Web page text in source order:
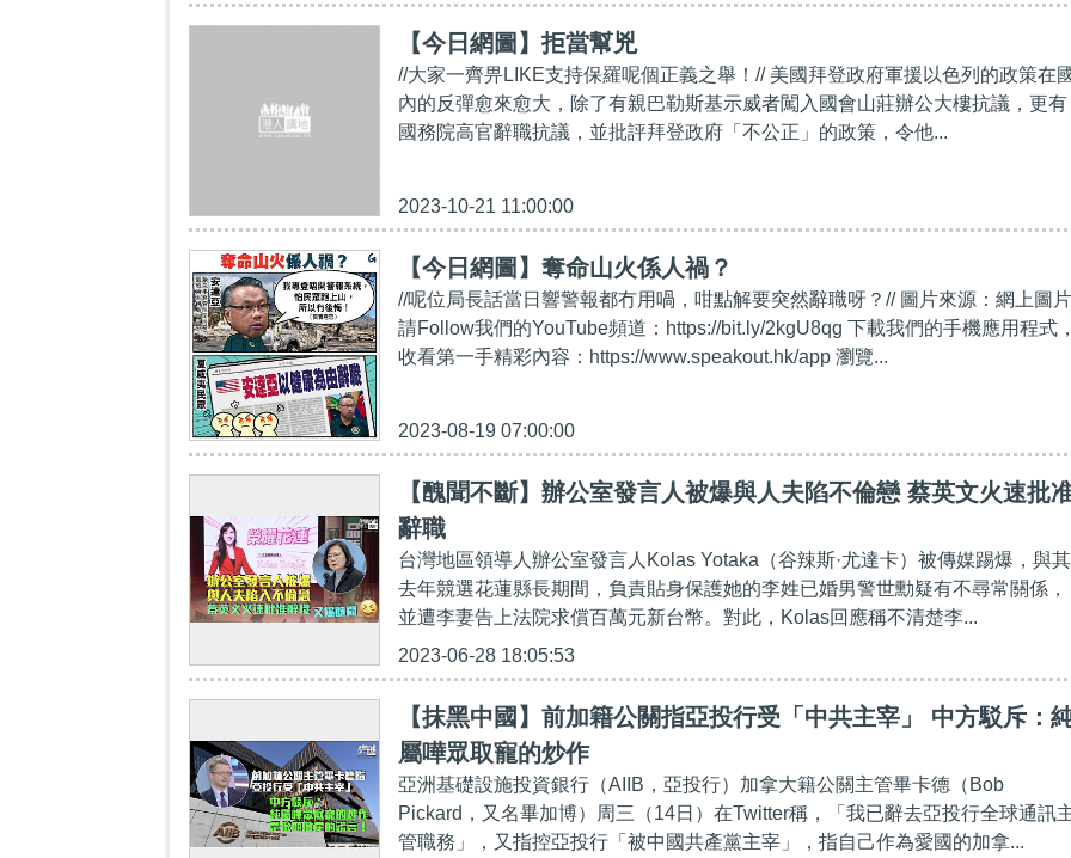
【今日網圖】拒當幫兇
//大家一齊畀LIKE支持保羅呢個正義之舉！// 美國拜登政府軍援以色列的政策在
內的反彈愈來愈大，除了有親巴勒斯基示威者闖入國會山莊辦公大樓抗議，更有
國務院高官辭職抗議，並批評拜登政府「不公正」的政策，令他...
2023-10-21 11:00:00
【今日網圖】奪命山火係人禍？
//呢位局長話當日響警報都冇用喎，咁點解要突然辭職呀？// 圖片來源：網上圖片
請Follow我們的YouTube頻道：https://bit.ly/2kgU8qg 下載我們的手機應用程式
收看第一手精彩內容：https://www.speakout.hk/app 瀏覽...
2023-08-19 07:00:00
【醜聞不斷】辦公室發言人被爆與人夫陷不倫戀 蔡英文火速批
辭職
台灣地區領導人辦公室發言人Kolas Yotaka（谷辣斯·尤達卡）被傳媒踢爆，與其
去年競選花蓮縣長期間，負責貼身保護她的李姓已婚男警世勳疑有不尋常關係，
並遭李妻告上法院求償百萬元新台幣。對此，Kolas回應稱不清楚李...
2023-06-28 18:05:53
【抹黑中國】前加籍公關指亞投行受「中共主宰」 中方駁斥：
屬嘩眾取寵的炒作
亞洲基礎設施投資銀行（AIIB，亞投行）加拿大籍公關主管畢卡德（Bob
Pickard，又名畢加博）周三（14日）在Twitter稱，「我已辭去亞投行全球通訊
管職務」，又指控亞投行「被中國共產黨主宰」，指自己作為愛國的加拿...